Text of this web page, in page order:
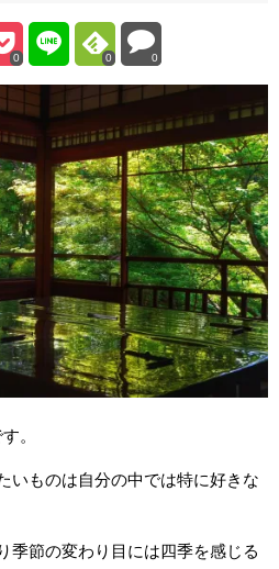
0 0 0
。
いものは自分の中では特に好きな
季節の変わり目には四季を感じる